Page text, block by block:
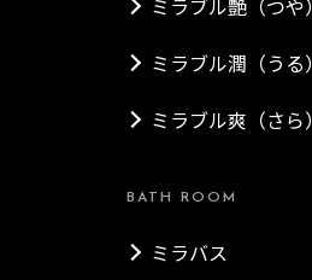
ミラブル艶（つや）
ミラブル潤（うる）
ミラブル爽（さら）
BATH ROOM
ミラバス